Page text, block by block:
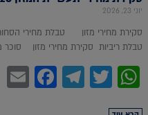
יוני 23, 2026
סקירת מחירי מזון טבלת מחירי
טבלת ריביות סקירת מחירי מזון סוכר מס'5, סוכר מס' 11,
WhatsApp
Twitter